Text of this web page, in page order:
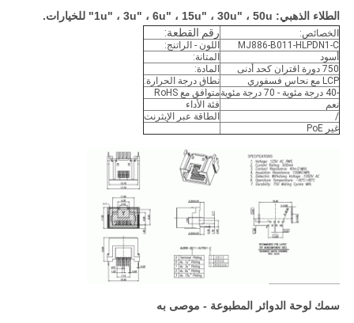
الطلاء الذهبي: 1u" ، 3u" ، 6u" ، 15u" ، 30u" ، 50u" للخيارات.
الخصائص: رقم القطعة:
MJ886-B011-HLPDN1-C
اللون - الراتنج:
أسود
المتانة:
750 دورة اقتران كحد أدنى
المادة:
LCP مع نحاس فسفوري
نطاق درجة الحرارة:
-40 درجة مئوية - 70 درجة مئوية
متوافق مع RoHS
نعم
فئة الأداء
/
الطاقة عبر الإيثرنت
غير PoE
سمك لوحة الدوائر المطبوعة - موصى به